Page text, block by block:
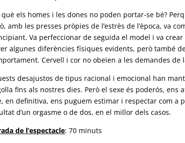
què els homes i les dones no poden portar-se bé?
amb les presses pròpies de l’estrès de l’època, va
Va perfeccionar de seguida el model i va
algunes diferències físiques evidents, però també
Cervell i cor no obeïen a les demandes de
desajustos de tipus racional i emocional han
fins als nostres dies. Però el sexe és poderós, ens
en definitiva, ens puguem estimar i respectar com a
d’un orgasme o de dos, en el millor dels casos.
de l’espectacle: 70 minuts